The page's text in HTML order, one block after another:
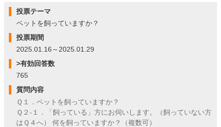
投票テーマ
ペットを飼っていますか？
投票期間
2025.01.16～2025.01.29
>有効回答数
765
質問内容
Ｑ１．ペットを飼っていますか？
Ｑ２-１．「飼っている」方にお伺いします。（飼っていない方
はＱ４へ） 何を飼っていますか？（複数可）